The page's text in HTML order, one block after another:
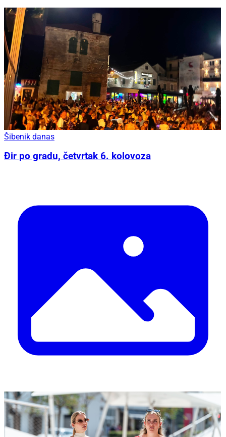
Šibenik danas
Đir po gradu, četvrtak 6. kolovoza